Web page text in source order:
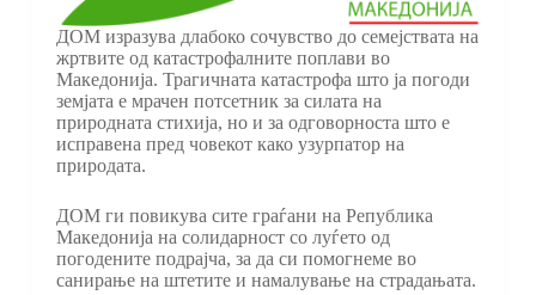
ДОМ изразува длабоко сочувство до семејствата на
жртвите од катастрофалните поплави во
Македонија. Трагичната катастрофа што ја погоди
земјата е мрачен потсетник за силата на
природната стихија, но и за одговорноста што е
исправена пред човекот како узурпатор на
природата.
ДОМ ги повикува сите граѓани на Република
Македонија на солидарност со луѓето од
погодените подрајча, за да си помогнеме во
санирање на штетите и намалување на страдањата.